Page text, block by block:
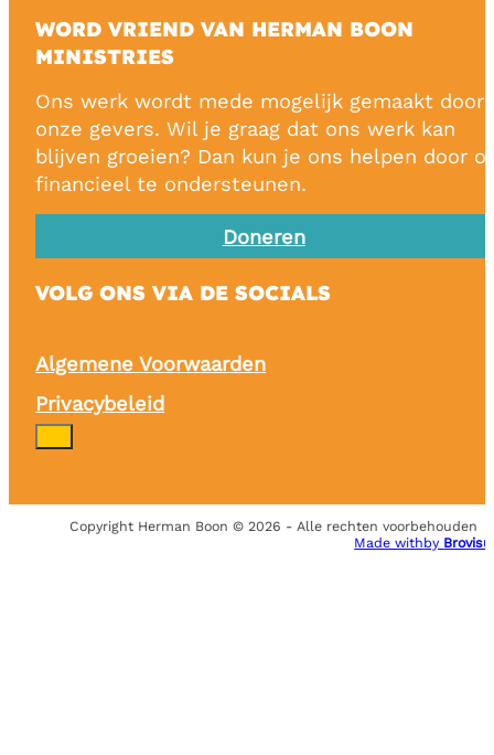
WORD VRIEND VAN HERMAN BOON
MINISTRIES
Ons werk wordt mede mogelijk gemaakt door
onze gevers. Wil je graag dat ons werk kan
blijven groeien? Dan kun je ons helpen door
financieel te ondersteunen.
Doneren
VOLG ONS VIA DE SOCIALS
Algemene Voorwaarden
Privacybeleid
Copyright Herman Boon © 2026 - Alle rechten voorbehouden
Made withby